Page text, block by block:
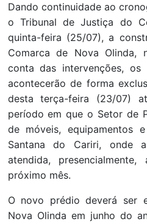
Dando continuidade ao
o Tribunal de Justiça do
quinta-feira (25/07), a
Comarca de Nova Olinda,
conta das intervenções, os
acontecerão de forma
desta terça-feira (23/07)
período em que o Setor de
de móveis, equipamentos
Santana do Cariri, onde
atendida,
próximo mês.
O novo prédio deverá ser
Nova Olinda em junho do